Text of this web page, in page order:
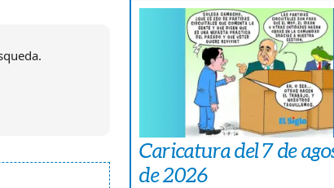
Caricatura del 7 de
de 2026